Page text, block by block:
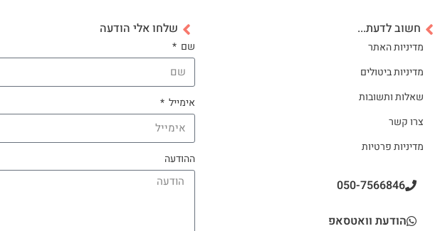
חשוב לדעת...
מדיניות האתר
מדיניות ביטולים
שאלות ותשובות
צרו קשר
מדיניות פרטיות
050-7566846
הודעת וואטסאפ
שלחו אלי הודעה
שם
אימייל
ההודעה